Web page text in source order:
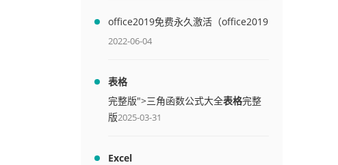
office2019免费永久激活（office2019
免费永久激活码）
2022-06-04
表格
完整版">三角函数公式大全表格完整
版2025-03-31
Excel